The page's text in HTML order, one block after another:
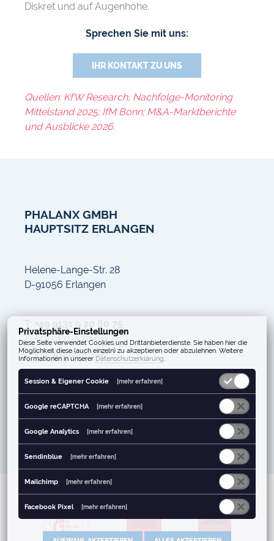
Diskret und auf Augenhöhe.
Sprechen Sie mit uns:
IHR KONTAKT ZU UNS
Quellen: KfW Research, Nachfolge-Monitoring
Mittelstand 2025; IfM Bonn; M&A-Marktberichte
und Ausblicke 2026.
PHALANX GMBH
HAUPTSITZ ERLANGEN
Helene-Lange-Str. 28
D-91056 Erlangen
F: +49 9131 9 20 60 76
E: info@phalanx.de
Privatsphäre-Einstellungen
Diese Seite verwendet Cookies und Drittanbieterdienste. Sie haben hier die
Möglichkeit diese (auch einzeln) zu akzeptieren oder abzulehnen. Weitere
Informationen in unserer Datenschutzerklärung.
Session & Eigener Cookie [mehr erfahren]
Google reCAPTCHA [mehr erfahren]
Google Analytics [mehr erfahren]
Sendinblue [mehr erfahren]
Mailchimp [mehr erfahren]
Facebook Pixel [mehr erfahren]